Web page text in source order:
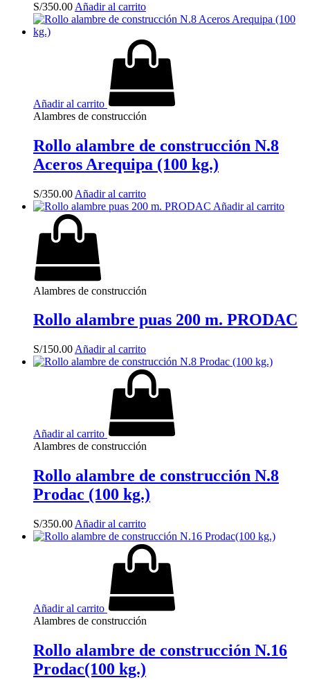
S/350.00 Añadir al carrito
Añadir al carrito
Alambres de construcción
Rollo alambre de construcción N.8
Aceros Arequipa (100 kg.)
S/350.00 Añadir al carrito
Añadir al carrito
Alambres de construcción
Rollo alambre puas 200 m. PRODAC
S/150.00 Añadir al carrito
Añadir al carrito
Alambres de construcción
Rollo alambre de construcción N.8
Prodac (100 kg.)
S/350.00 Añadir al carrito
Añadir al carrito
Alambres de construcción
Rollo alambre de construcción N.16
Prodac(100 kg.)